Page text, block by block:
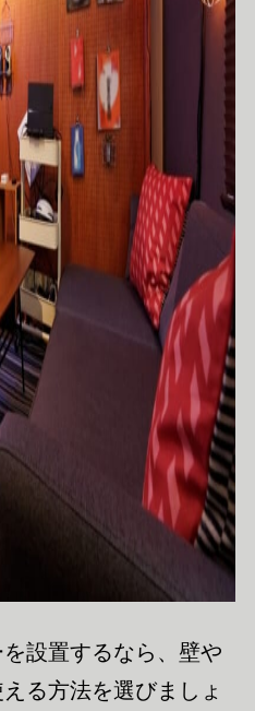
設置するなら、壁や
る方法を選びましょ